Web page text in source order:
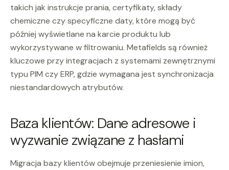
takich jak instrukcje prania, certyfikaty, składy
chemiczne czy specyficzne daty, które mogą być
później wyświetlane na karcie produktu lub
wykorzystywane w filtrowaniu. Metafields są również
kluczowe przy integracjach z systemami zewnętrznymi
typu PIM czy ERP, gdzie wymagana jest synchronizacja
niestandardowych atrybutów.
Baza klientów: Dane adresowe i
wyzwanie związane z hasłami
Migracja bazy klientów obejmuje przeniesienie imion,